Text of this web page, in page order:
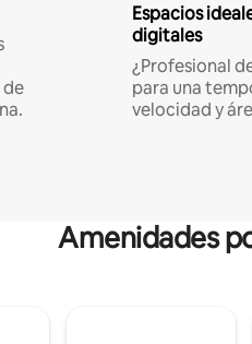
de
Espacios
digitales
¿Profesional
para una
velocidad y
Amenidades